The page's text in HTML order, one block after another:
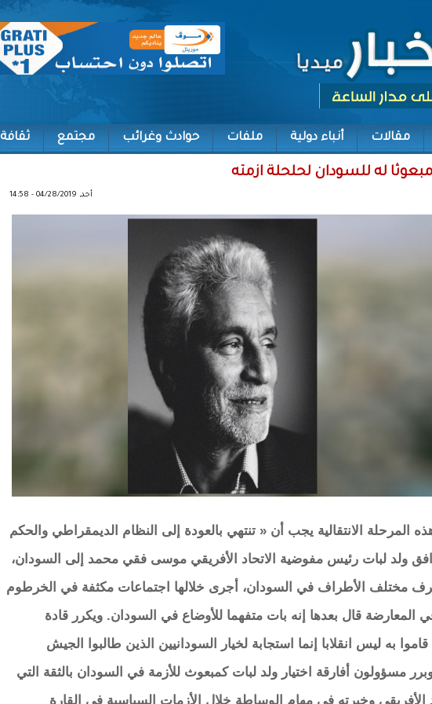
مقالات أنباء دولية ملفات حوادث وغرائب مجتمع ثقافة
مبعوثا له للسودان لحلحلة ازمته
أحد, 04/28/2019 - 14:58
المرحلة الانتقالية يجب أن « تنتهي بالعودة إلى النظام الديمقراطي والحكم
ولد لبات رئيس مفوضية الاتحاد الأفريقي موسى فقي محمد إلى السودان،
الأطراف في السودان، أجرى خلالها اجتماعات مكثفة في الخرطوم
قال بعدها إنه بات متفهما للأوضاع في السودان. ويكرر قادة
به ليس انقلابا إنما استجابة لخيار السودانيين الذين طالبوا الجيش
مسؤولون أفارقة اختيار ولد لبات كمبعوث للأزمة في السودان بالثقة التي
الأفريقي وخبرته في مهام الوساطة خلال الأزمات السياسية في القارة